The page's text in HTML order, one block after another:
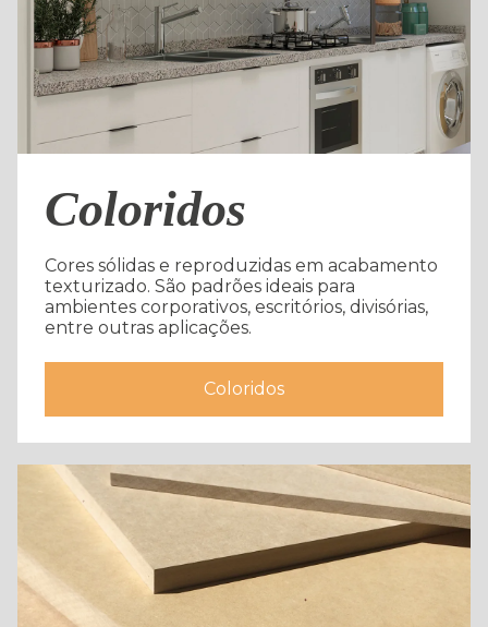
Coloridos
Cores sólidas e reproduzidas em acabamento
texturizado. São padrões ideais para
ambientes corporativos, escritórios, divisórias,
entre outras aplicações.
Coloridos